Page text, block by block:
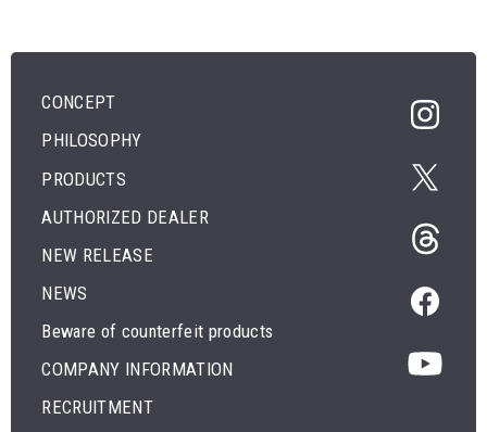
CONCEPT
PHILOSOPHY
PRODUCTS
AUTHORIZED DEALER
NEW RELEASE
NEWS
Beware of counterfeit products
COMPANY INFORMATION
RECRUITMENT